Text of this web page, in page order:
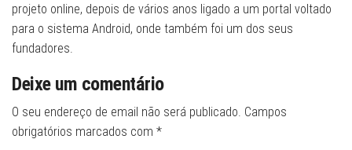
projeto online, depois de vários anos ligado a um portal voltado
para o sistema Android, onde também foi um dos seus
fundadores.
Deixe um comentário
O seu endereço de email não será publicado. Campos
obrigatórios marcados com *